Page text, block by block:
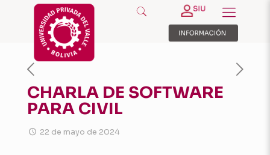
CHARLA DE SOFTWARE
PARA CIVIL
22 de mayo de 2024